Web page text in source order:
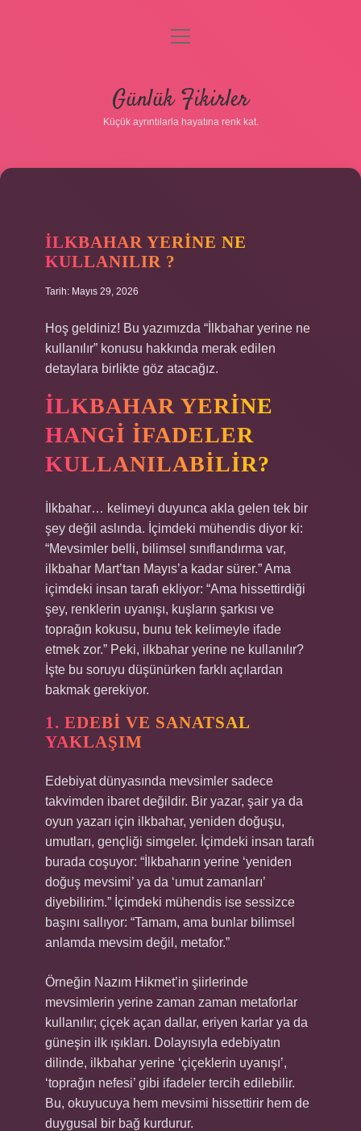
Gizlilik Politikası
Hakkımızda
menüyü
Günlük Fikirler
Küçük ayrıntılarla hayatına renk kat.
İLKBAHAR YERINE NE
KULLANILIR ?
Tarih: Mayıs 29, 2026
Hoş geldiniz! Bu yazımızda “İlkbahar yerine ne
kullanılır” konusu hakkında merak edilen
detaylara birlikte göz atacağız.
İLKBAHAR YERINE
HANGI İFADELER
KULLANILABILIR?
İlkbahar… kelimeyi duyunca akla gelen tek bir
şey değil aslında. İçimdeki mühendis diyor ki:
“Mevsimler belli, bilimsel sınıflandırma var,
ilkbahar Mart’tan Mayıs’a kadar sürer.” Ama
içimdeki insan tarafı ekliyor: “Ama hissettirdiği
şey, renklerin uyanışı, kuşların şarkısı ve
toprağın kokusu, bunu tek kelimeyle ifade
etmek zor.” Peki, ilkbahar yerine ne kullanılır?
İşte bu soruyu düşünürken farklı açılardan
bakmak gerekiyor.
1. EDEBI VE SANATSAL
YAKLAŞIM
Edebiyat dünyasında mevsimler sadece
takvimden ibaret değildir. Bir yazar, şair ya da
oyun yazarı için ilkbahar, yeniden doğuşu,
umutları, gençliği simgeler. İçimdeki insan tarafı
burada coşuyor: “İlkbaharın yerine ‘yeniden
doğuş mevsimi’ ya da ‘umut zamanları’
diyebilirim.” İçimdeki mühendis ise sessizce
başını sallıyor: “Tamam, ama bunlar bilimsel
anlamda mevsim değil, metafor.”
Örneğin Nazım Hikmet’in şiirlerinde
mevsimlerin yerine zaman zaman metaforlar
kullanılır; çiçek açan dallar, eriyen karlar ya da
güneşin ilk ışıkları. Dolayısıyla edebiyatın
dilinde, ilkbahar yerine ‘çiçeklerin uyanışı’,
‘toprağın nefesi’ gibi ifadeler tercih edilebilir.
Bu, okuyucuya hem mevsimi hissettirir hem de
duygusal bir bağ kurdurur.